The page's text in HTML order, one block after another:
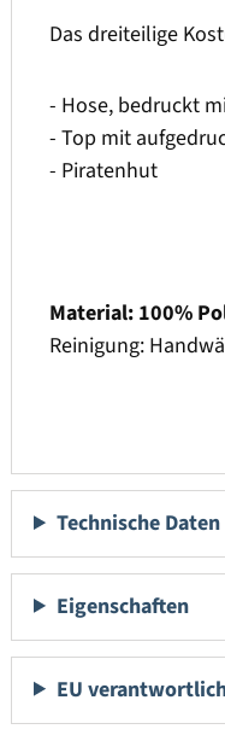
Das dreiteilige
- Hose, bedruckt
- Top mit
- Piratenhut
Material: 100%
Reinigung:
Technische Daten
Eigenschaften
EU